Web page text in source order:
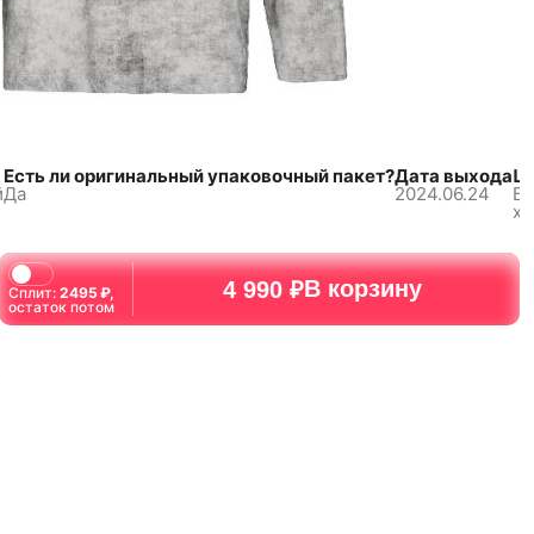
Есть ли оригинальный упаковочный пакет?
Да
Дата выхода
2024.06.24
Сплит:2495 ₽,
остаток потом
4 990 ₽В корзину